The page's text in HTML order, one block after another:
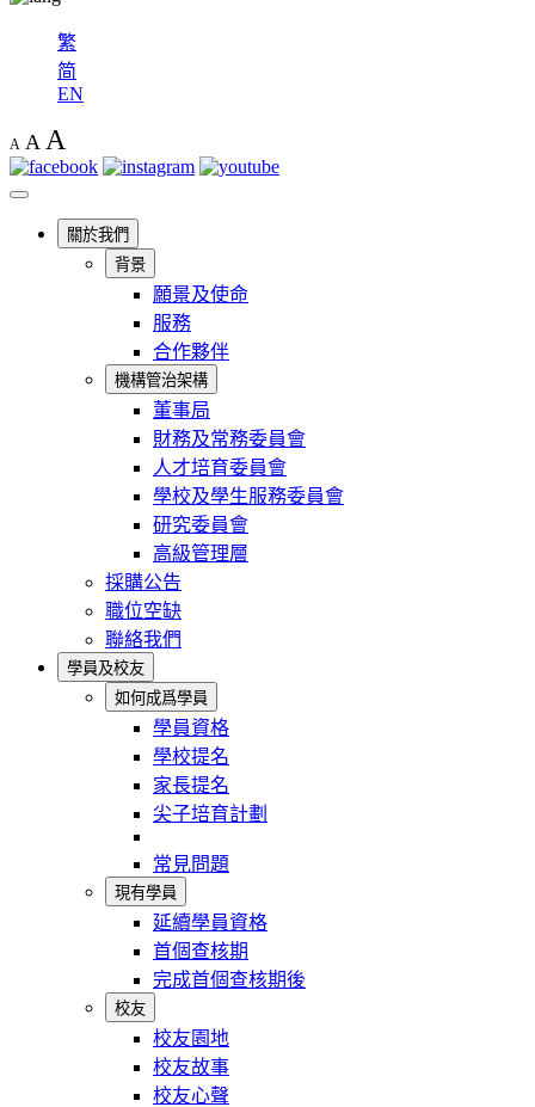
繁
简
EN
A A A
關於我們
背景
願景及使命
服務
合作夥伴
機構管治架構
董事局
財務及常務委員會
人才培育委員會
學校及學生服務委員會
研究委員會
高級管理層
採購公告
職位空缺
聯絡我們
學員及校友
如何成爲學員
學員資格
學校提名
家長提名
尖子培育計劃
常見問題
現有學員
延續學員資格
首個查核期
完成首個查核期後
校友
校友園地
校友故事
校友心聲